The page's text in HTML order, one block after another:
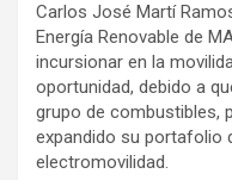
Carlos José Martí
Energía Renovable de
incursionar en la
oportunidad, debido a
grupo de combustibles,
expandido su portafolio
electromovilidad.